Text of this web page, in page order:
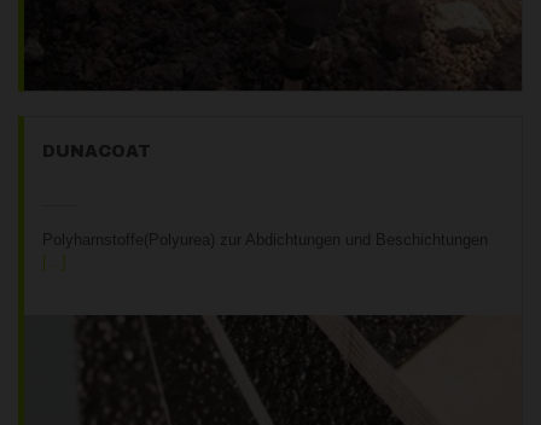
DUNACOAT
Polyharnstoffe(Polyurea) zur Abdichtungen und Beschichtungen